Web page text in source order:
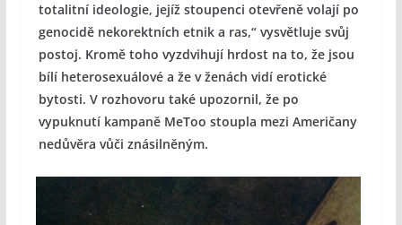
totalitní ideologie, jejíž stoupenci otevřeně volají po
genocidě nekorektních etnik a ras,“ vysvětluje svůj
postoj. Kromě toho vyzdvihují hrdost na to, že jsou
bílí heterosexuálové a že v ženách vidí erotické
bytosti. V rozhovoru také upozornil, že po
vypuknutí kampaně MeToo stoupla mezi Američany
nedůvěra vůči znásilněným.